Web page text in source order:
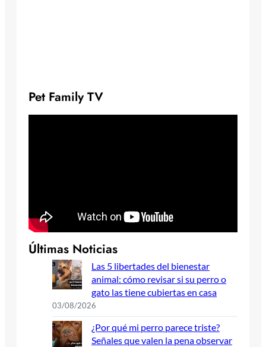
Pet Family TV
Últimas Noticias
Las 5 libertades del bienestar
animal: cómo revisar si su perro o
gato las tiene cubiertas en casa
03/08/2026
¿Por qué mi perro parece triste?
Señales que valen la pena observar